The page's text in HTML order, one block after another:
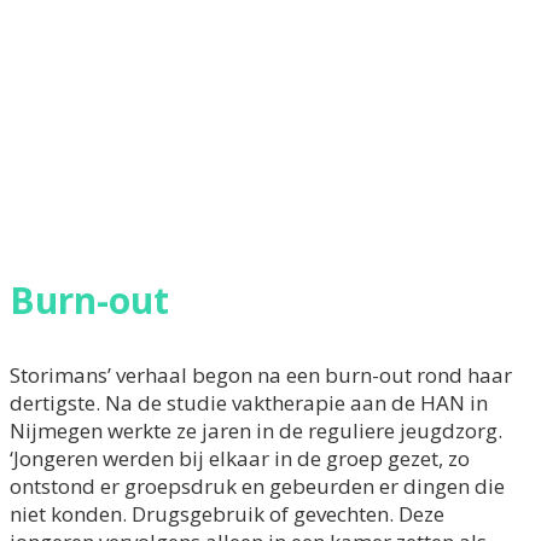
Burn-out
Storimans’ verhaal begon na een burn-out rond haar
dertigste. Na de studie vaktherapie aan de HAN in
Nijmegen werkte ze jaren in de reguliere jeugdzorg.
‘Jongeren werden bij elkaar in de groep gezet, zo
ontstond er groepsdruk en gebeurden er dingen die
niet konden. Drugsgebruik of gevechten. Deze